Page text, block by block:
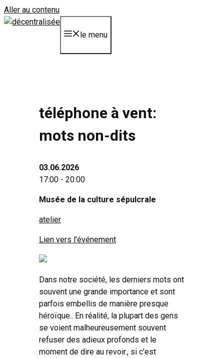
Aller au contenu
le menu
téléphone à vent:
mots non-dits
03.06.2026
17:00 - 20:00
Musée de la culture sépulcrale
atelier
Lien vers l'événement
Dans notre société, les derniers mots ont
souvent une grande importance et sont
parfois embellis de manière presque
héroïque.. En réalité, la plupart des gens
se voient malheureusement souvent
refuser des adieux profonds et le
moment de dire au revoir., si c'est